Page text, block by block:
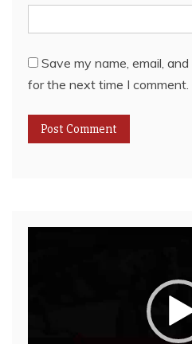
Save my name, email,
for the next time I comment.